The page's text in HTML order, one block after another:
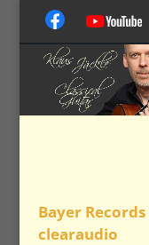
Bayer Records
clearaudio